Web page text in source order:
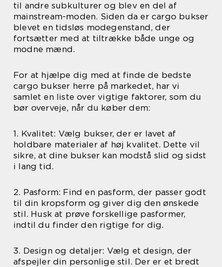
til andre subkulturer og blev en del af
mainstream-moden. Siden da er cargo bukser
blevet en tidsløs modegenstand, der
fortsætter med at tiltrække både unge og
modne mænd.
For at hjælpe dig med at finde de bedste
cargo bukser herre på markedet, har vi
samlet en liste over vigtige faktorer, som du
bør overveje, når du køber dem:
1. Kvalitet: Vælg bukser, der er lavet af
holdbare materialer af høj kvalitet. Dette vil
sikre, at dine bukser kan modstå slid og sidst
i lang tid.
2. Pasform: Find en pasform, der passer godt
til din kropsform og giver dig den ønskede
stil. Husk at prøve forskellige pasformer,
indtil du finder den rigtige for dig.
3. Design og detaljer: Vælg et design, der
afspejler din personlige stil. Der er et bredt